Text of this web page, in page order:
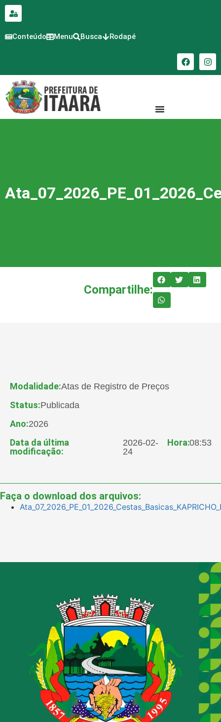
conteúdo
Conteúdo Menu Busca Rodapé
Compartilhe:
Modalidade:Atas de Registro de Preços
Status:Publicada
Ano:2026
Data da última
modificação:
2026-02-
24
Hora:08:53
Faça o download dos arquivos: